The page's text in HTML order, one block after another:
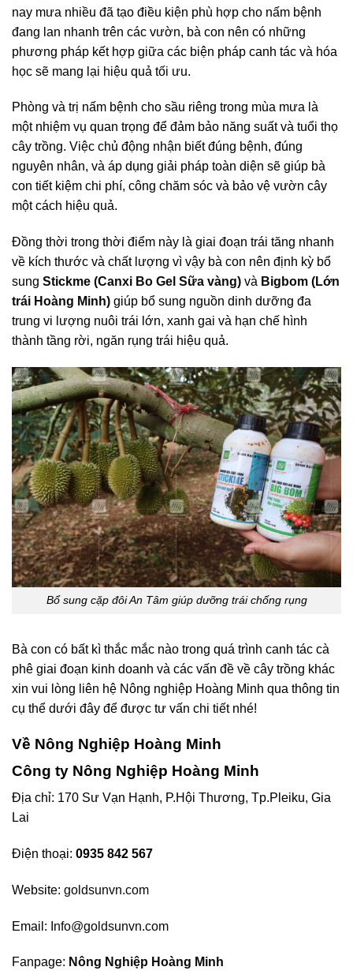
nay mưa nhiều đã tạo điều kiện phù hợp cho nấm bệnh
đang lan nhanh trên các vườn, bà con nên có những
phương pháp kết hợp giữa các biện pháp canh tác và hóa
học sẽ mang lại hiệu quả tối ưu.
Phòng và trị nấm bệnh cho sầu riêng trong mùa mưa là
một nhiệm vụ quan trọng để đảm bảo năng suất và tuổi thọ
cây trồng. Việc chủ động nhận biết đúng bệnh, đúng
nguyên nhân, và áp dụng giải pháp toàn diện sẽ giúp bà
con tiết kiệm chi phí, công chăm sóc và bảo vệ vườn cây
một cách hiệu quả.
Đồng thời trong thời điểm này là giai đoạn trái tăng nhanh
về kích thước và chất lượng vì vậy bà con nên định kỳ bổ
sung Stickme (Canxi Bo Gel Sữa vàng) và Bigbom (Lớn
trái Hoàng Minh) giúp bổ sung nguồn dinh dưỡng đa
trung vi lượng nuôi trái lớn, xanh gai và hạn chế hình
thành tầng rời, ngăn rụng trái hiệu quả.
Bổ sung cặp đôi An Tâm giúp dưỡng trái chống rụng
Bà con có bất kì thắc mắc nào trong quá trình canh tác cà
phê giai đoạn kinh doanh và các vấn đề về cây trồng khác
xin vui lòng liên hệ Nông nghiệp Hoàng Minh qua thông tin
cụ thể dưới đây để được tư vấn chi tiết nhé!
Về Nông Nghiệp Hoàng Minh
Công ty Nông Nghiệp Hoàng Minh
Địa chỉ: 170 Sư Vạn Hạnh, P.Hội Thương, Tp.Pleiku, Gia
Lai
Điện thoại: 0935 842 567
Website: goldsunvn.com
Email: Info@goldsunvn.com
Fanpage: Nông Nghiệp Hoàng Minh